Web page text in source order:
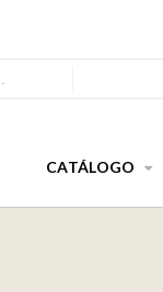
CATÁLOGO